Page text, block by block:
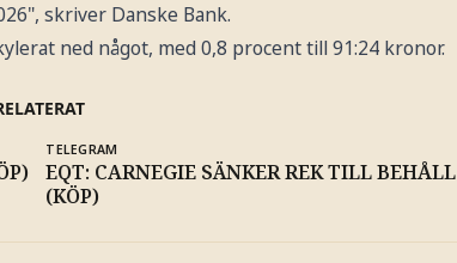
skriver Danske Bank.
ned något, med 0,8 procent till 91:24 kronor.
TELEGRAM
EQT: CARNEGIE SÄNKER REK TILL BEHÅLL
(KÖP)